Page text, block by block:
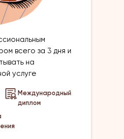
всего за 3 дня и
на
услуге
Международный
диплом